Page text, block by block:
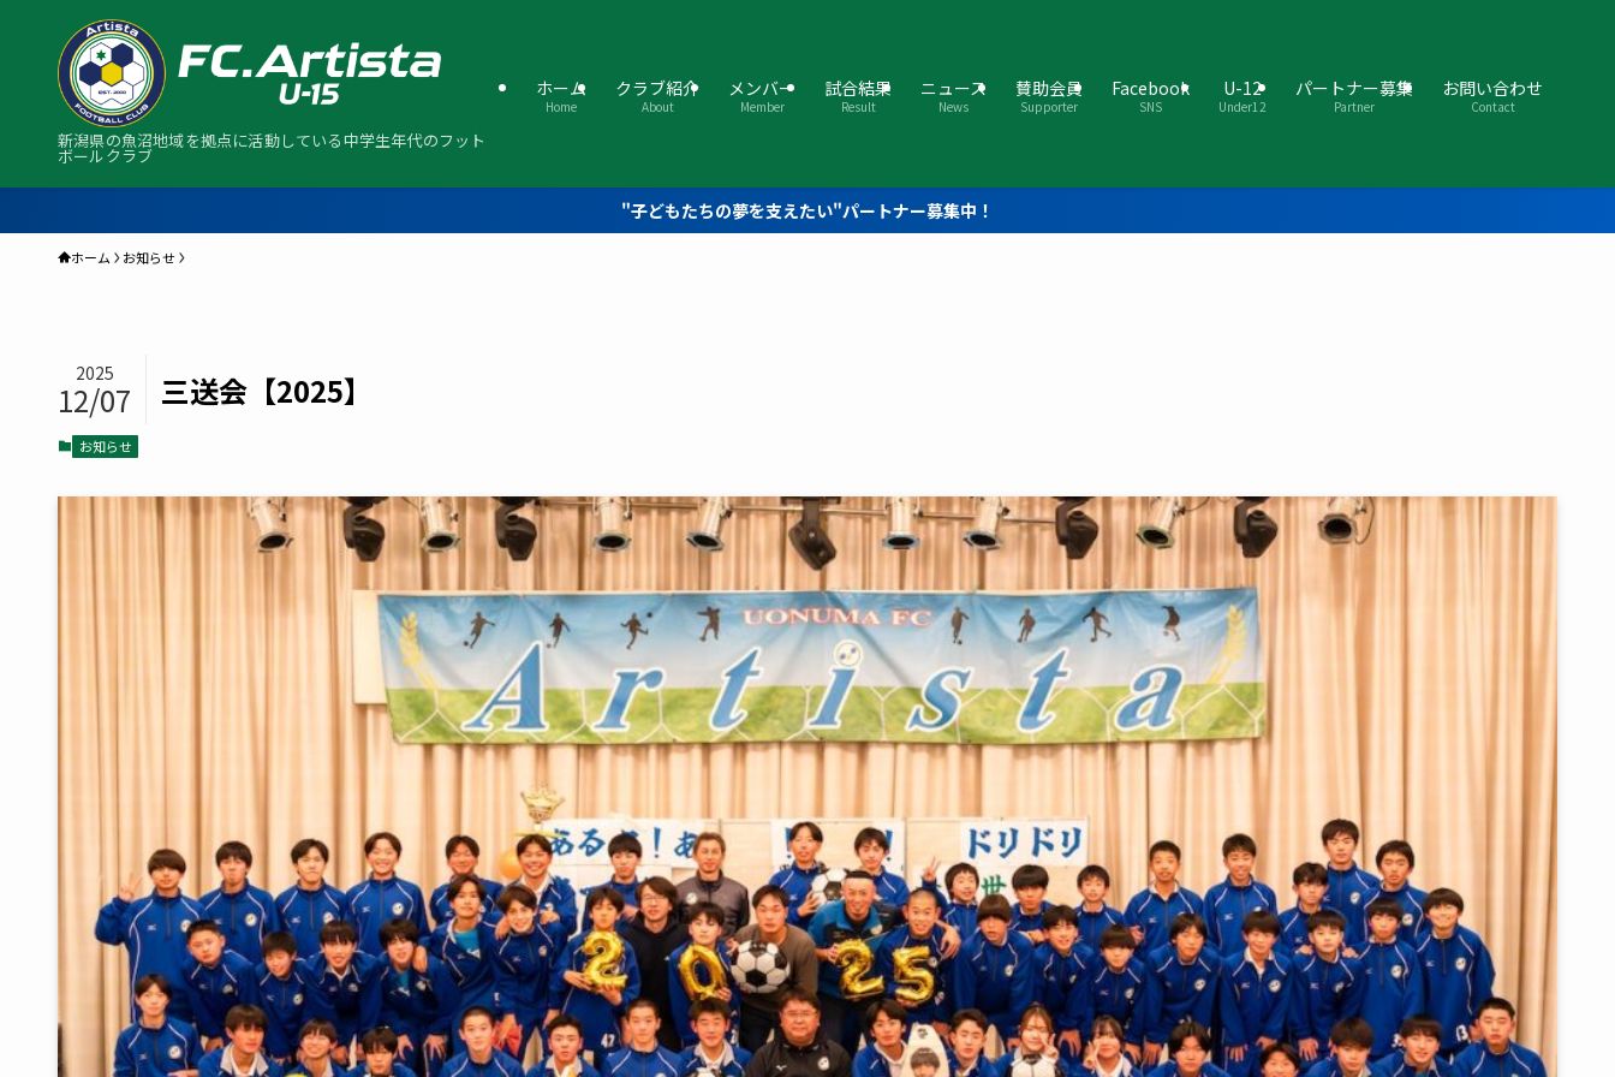
新潟県の魚沼地域を拠点に活動している中学生年代のフット
ボールクラブ
ホーム
Home
クラブ紹介
About
メンバー
Member
試合結果
Result
ニュース
News
賛助会員
Supporter
Facebook
SNS
U-12
Under12
パートナー募集
Partner
お問い合わせ
Contact
"子どもたちの夢を支えたい"パートナー募集中！
ホーム お知らせ
三送会【2025】
2025
12/07
お知らせ